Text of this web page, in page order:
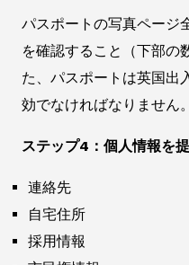
パスポートの写真ページ
を確認すること（下部の
た、パスポートは英国出
効でなければなりません。
ステップ4：個人情報を
連絡先
自宅住所
採用情報